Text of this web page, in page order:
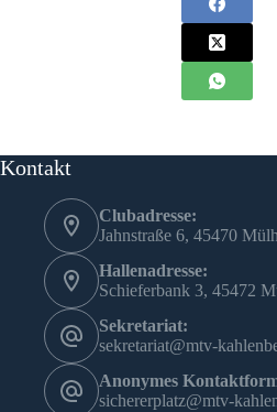
Kontakt
Clubadresse:
Jahnstraße 6, 45470
Hallenadresse:
Schieferbank 3, 45472
Sekretariat:
sekretariat@mtv-
Anonymes
sichererplatz@mtv-